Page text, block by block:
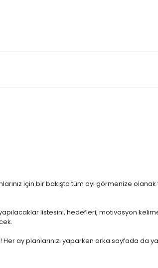
için bir bakışta tüm ayı görmenize
listesini, hedefleri, motivasyon
Her ay planlarınızı yaparken arka sayfada da